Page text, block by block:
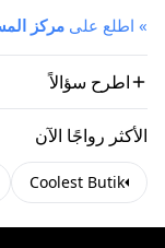
» اطلع على مركز
اطرح سؤالاً
الأكثر رواجًا الآن
Coolest Butik